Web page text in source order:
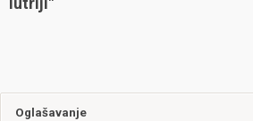
Oglašavanje